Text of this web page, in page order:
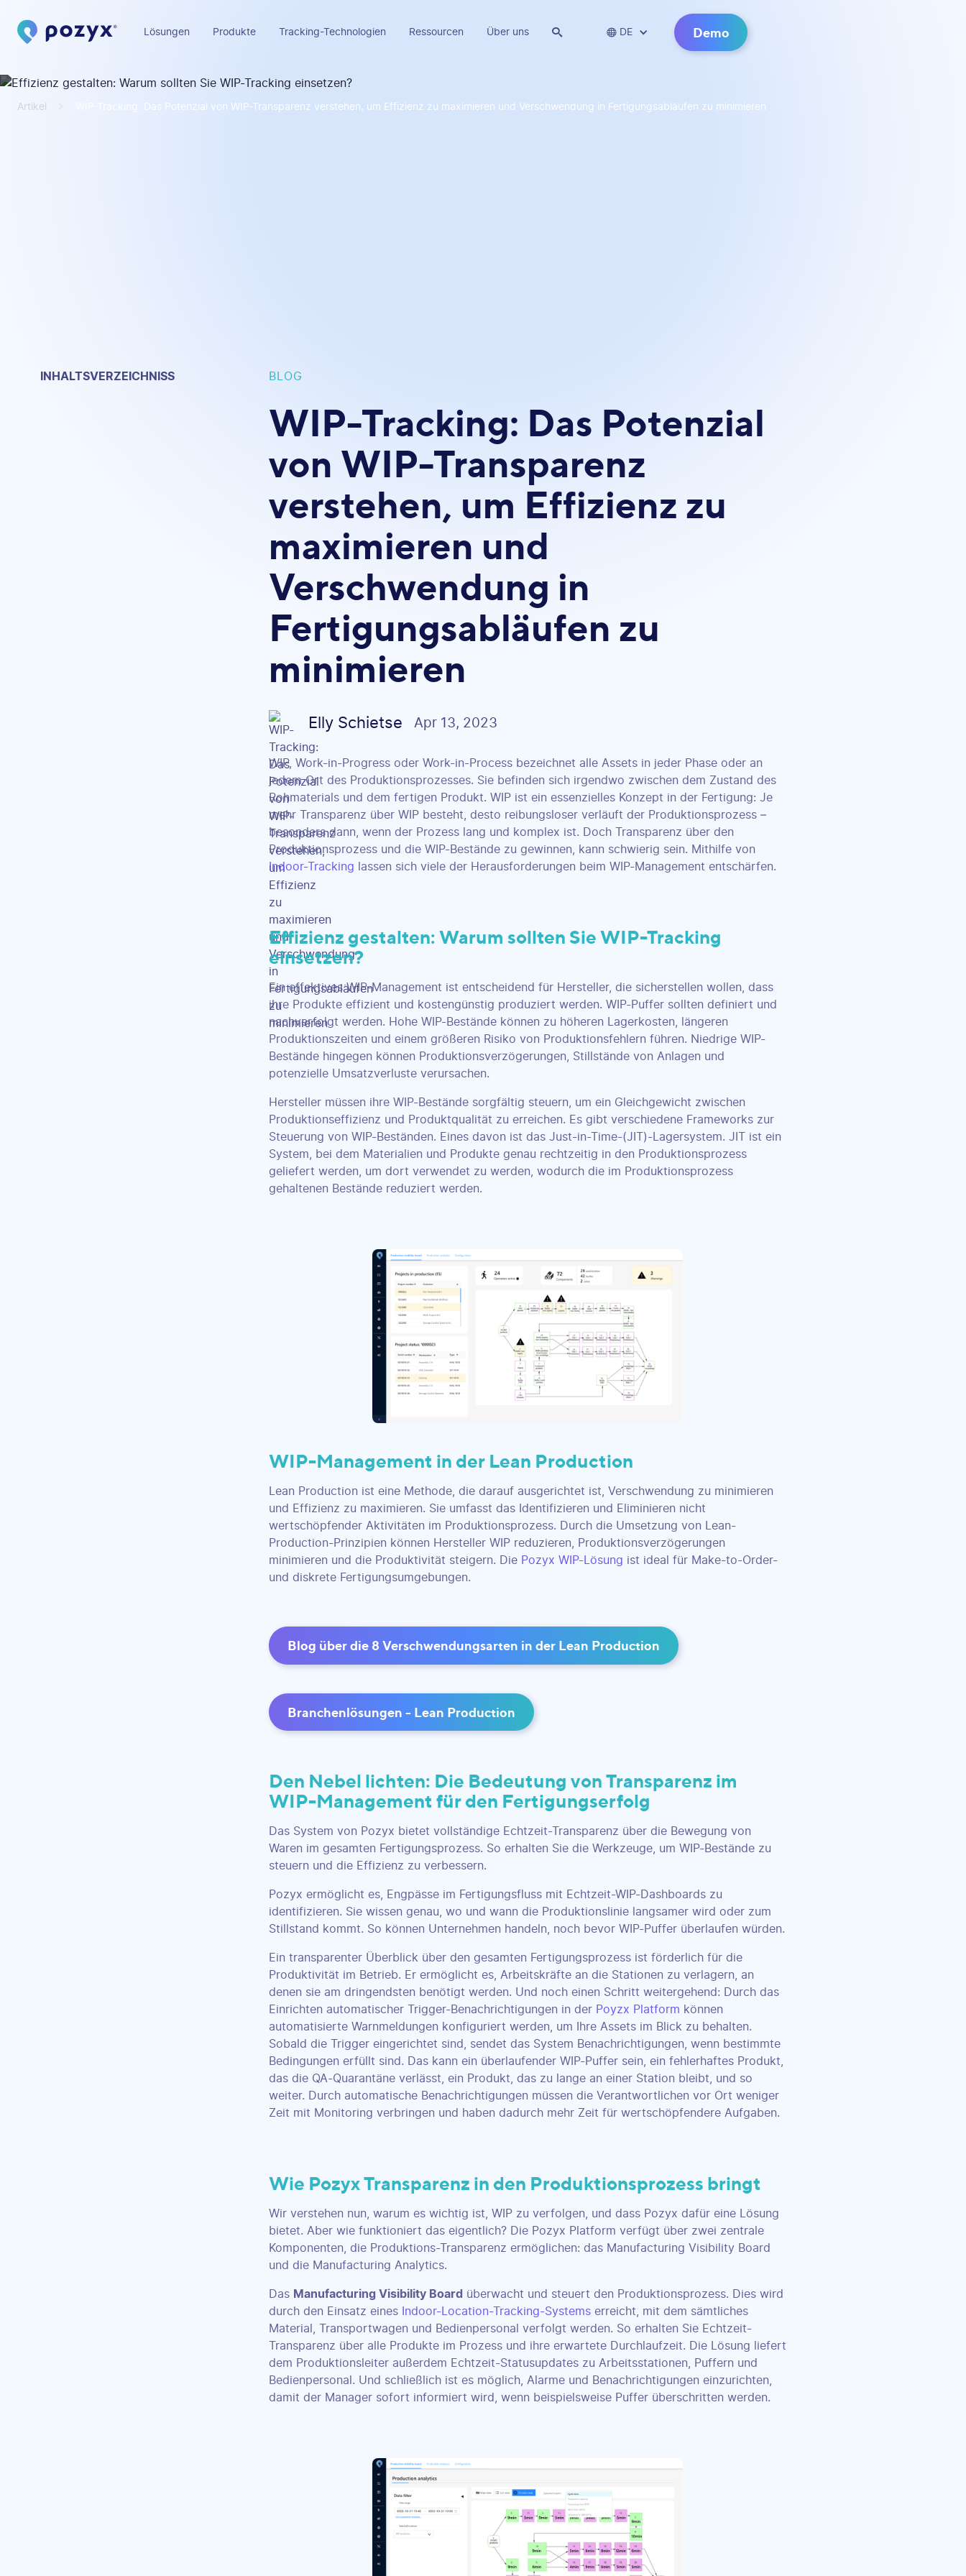
Lösungen Produkte Tracking-Technologien Ressourcen Über uns   DE Demo
Artikel WIP-Tracking: Das Potenzial von WIP-Transparenz verstehen, um Effizienz zu maximieren und Verschwendung in Fertigungsabläufen zu minimieren
INHALTSVERZEICHNISS BLOG
WIP-Tracking: Das Potenzial
von WIP-Transparenz
verstehen, um Effizienz zu
maximieren und
Verschwendung in
Fertigungsabläufen zu
minimieren
Elly Schietse Apr 13, 2023
WIP, Work-in-Progress oder Work-in-Process bezeichnet alle Assets in jeder Phase oder an
jedem Ort des Produktionsprozesses. Sie befinden sich irgendwo zwischen dem Zustand des
Rohmaterials und dem fertigen Produkt. WIP ist ein essenzielles Konzept in der Fertigung: Je
mehr Transparenz über WIP besteht, desto reibungsloser verläuft der Produktionsprozess –
besonders dann, wenn der Prozess lang und komplex ist. Doch Transparenz über den
Produktionsprozess und die WIP-Bestände zu gewinnen, kann schwierig sein. Mithilfe von
Indoor-Tracking lassen sich viele der Herausforderungen beim WIP-Management entschärfen.
Effizienz gestalten: Warum sollten Sie WIP-Tracking
einsetzen?
Ein effektives WIP-Management ist entscheidend für Hersteller, die sicherstellen wollen, dass
ihre Produkte effizient und kostengünstig produziert werden. WIP-Puffer sollten definiert und
nachverfolgt werden. Hohe WIP-Bestände können zu höheren Lagerkosten, längeren
Produktionszeiten und einem größeren Risiko von Produktionsfehlern führen. Niedrige WIP-
Bestände hingegen können Produktionsverzögerungen, Stillstände von Anlagen und
potenzielle Umsatzverluste verursachen.
Hersteller müssen ihre WIP-Bestände sorgfältig steuern, um ein Gleichgewicht zwischen
Produktionseffizienz und Produktqualität zu erreichen. Es gibt verschiedene Frameworks zur
Steuerung von WIP-Beständen. Eines davon ist das Just-in-Time-(JIT)-Lagersystem. JIT ist ein
System, bei dem Materialien und Produkte genau rechtzeitig in den Produktionsprozess
geliefert werden, um dort verwendet zu werden, wodurch die im Produktionsprozess
gehaltenen Bestände reduziert werden.
WIP-Management in der Lean Production
Lean Production ist eine Methode, die darauf ausgerichtet ist, Verschwendung zu minimieren
und Effizienz zu maximieren. Sie umfasst das Identifizieren und Eliminieren nicht
wertschöpfender Aktivitäten im Produktionsprozess. Durch die Umsetzung von Lean-
Production-Prinzipien können Hersteller WIP reduzieren, Produktionsverzögerungen
minimieren und die Produktivität steigern. Die Pozyx WIP-Lösung ist ideal für Make-to-Order-
und diskrete Fertigungsumgebungen.
Blog über die 8 Verschwendungsarten in der Lean Production
Branchenlösungen - Lean Production
Den Nebel lichten: Die Bedeutung von Transparenz im
WIP-Management für den Fertigungserfolg
Das System von Pozyx bietet vollständige Echtzeit-Transparenz über die Bewegung von
Waren im gesamten Fertigungsprozess. So erhalten Sie die Werkzeuge, um WIP-Bestände zu
steuern und die Effizienz zu verbessern.
Pozyx ermöglicht es, Engpässe im Fertigungsfluss mit Echtzeit-WIP-Dashboards zu
identifizieren. Sie wissen genau, wo und wann die Produktionslinie langsamer wird oder zum
Stillstand kommt. So können Unternehmen handeln, noch bevor WIP-Puffer überlaufen würden.
Ein transparenter Überblick über den gesamten Fertigungsprozess ist förderlich für die
Produktivität im Betrieb. Er ermöglicht es, Arbeitskräfte an die Stationen zu verlagern, an
denen sie am dringendsten benötigt werden. Und noch einen Schritt weitergehend: Durch das
Einrichten automatischer Trigger-Benachrichtigungen in der Poyzx Platform können
automatisierte Warnmeldungen konfiguriert werden, um Ihre Assets im Blick zu behalten.
Sobald die Trigger eingerichtet sind, sendet das System Benachrichtigungen, wenn bestimmte
Bedingungen erfüllt sind. Das kann ein überlaufender WIP-Puffer sein, ein fehlerhaftes Produkt,
das die QA-Quarantäne verlässt, ein Produkt, das zu lange an einer Station bleibt, und so
weiter. Durch automatische Benachrichtigungen müssen die Verantwortlichen vor Ort weniger
Zeit mit Monitoring verbringen und haben dadurch mehr Zeit für wertschöpfendere Aufgaben.
Wie Pozyx Transparenz in den Produktionsprozess bringt
Wir verstehen nun, warum es wichtig ist, WIP zu verfolgen, und dass Pozyx dafür eine Lösung
bietet. Aber wie funktioniert das eigentlich? Die Pozyx Platform verfügt über zwei zentrale
Komponenten, die Produktions-Transparenz ermöglichen: das Manufacturing Visibility Board
und die Manufacturing Analytics.
Das Manufacturing Visibility Board überwacht und steuert den Produktionsprozess. Dies wird
durch den Einsatz eines
Indoor-Location-Tracking-Systems erreicht, mit dem sämtliches
Material, Transportwagen und Bedienpersonal verfolgt werden. So erhalten Sie Echtzeit-
Transparenz über alle Produkte im Prozess und ihre erwartete Durchlaufzeit. Die Lösung liefert
dem Produktionsleiter außerdem Echtzeit-Statusupdates zu Arbeitsstationen, Puffern und
Bedienpersonal. Und schließlich ist es möglich, Alarme und Benachrichtigungen einzurichten,
damit der Manager sofort informiert wird, wenn beispielsweise Puffer überschritten werden.